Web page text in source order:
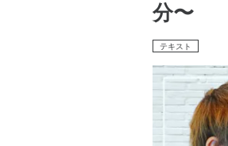
分〜
テキスト